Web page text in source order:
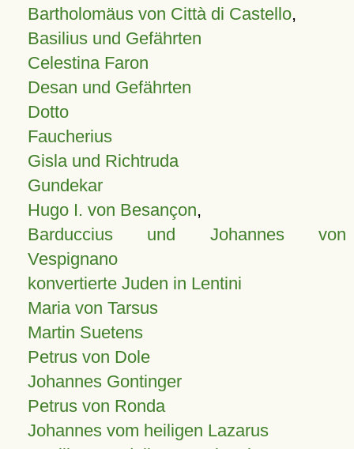
Bartholomäus von Città di Castello,
Basilius und Gefährten
Celestina Faron
Desan und Gefährten
Dotto
Faucherius
Gisla und Richtruda
Gundekar
Hugo I. von Besançon,
Barduccius und Johannes von
Vespignano
konvertierte Juden in Lentini
Maria von Tarsus
Martin Suetens
Petrus von Dole
Johannes Gontinger
Petrus von Ronda
Johannes vom heiligen Lazarus